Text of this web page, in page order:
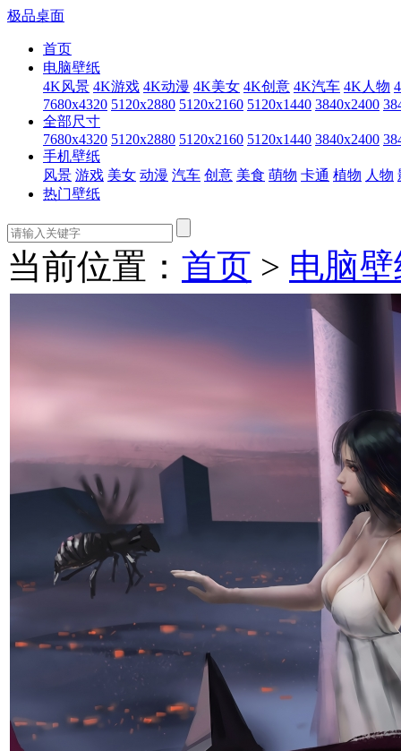
极品桌面
首页
电脑壁纸
4K风景 4K游戏 4K动漫 4K美女 4K创意 4K汽车 4K人物
7680x4320 5120x2880 5120x2160 5120x1440 3840x2400
全部尺寸
7680x4320 5120x2880 5120x2160 5120x1440 3840x2400
手机壁纸
风景 游戏 美女 动漫 汽车 创意 美食 萌物 卡通 植物 人物
热门壁纸
当前位置： 首页 > 电脑